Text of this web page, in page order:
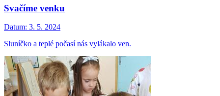
Svačíme venku
Datum: 3. 5. 2024
Sluníčko a teplé počasí nás vylákalo ven.